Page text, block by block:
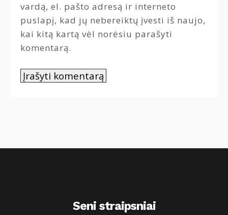
vardą, el. pašto adresą ir interneto
puslapį, kad jų nebereiktų įvesti iš naujo,
kai kitą kartą vėl norėsiu parašyti
komentarą.
Seni straipsniai